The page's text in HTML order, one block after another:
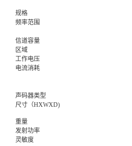
规格
频率范围
信道容量
区域
工作电压
电流消耗
声码器类型
尺寸（HXWXD)
重量
发射功率
灵敏度